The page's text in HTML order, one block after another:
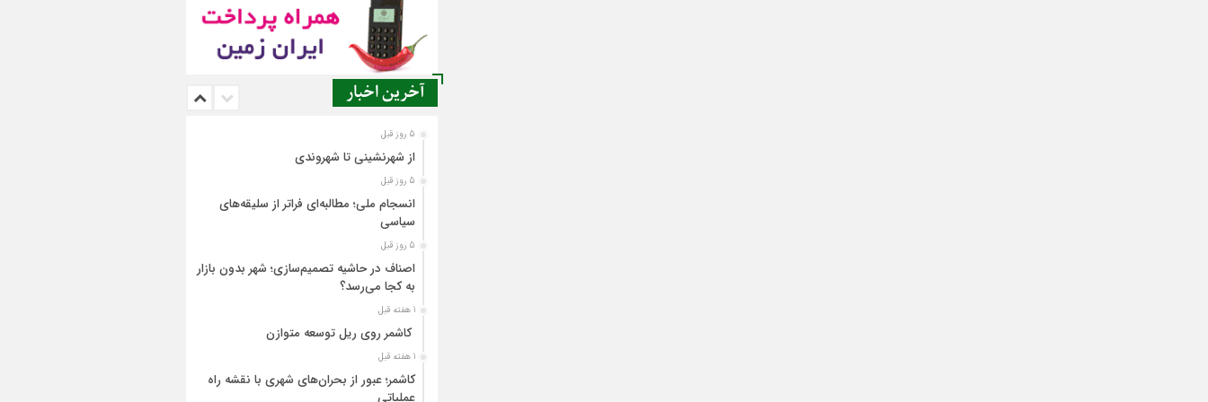
آخرین اخبار
5 روز قبل
از شهرنشینی تا شهروندی
5 روز قبل
انسجام ملی؛ مطالبه‌ای فراتر از سلیقه‌های
سیاسی
5 روز قبل
اصناف در حاشیه تصمیم‌سازی؛ شهر بدون بازار
به کجا می‌رسد؟
1 هفته قبل
کاشمر روی ریل توسعه متوازن
1 هفته قبل
کاشمر؛ عبور از بحران‌های شهری با نقشه راه
عملیاتی